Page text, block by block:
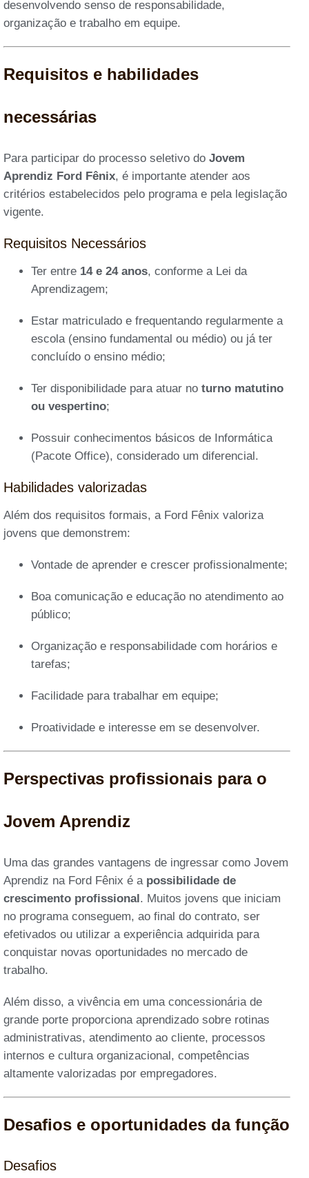
desenvolvendo senso de responsabilidade,
organização e trabalho em equipe.
Requisitos e habilidades
necessárias
Para participar do processo seletivo do Jovem
Aprendiz Ford Fênix, é importante atender aos
critérios estabelecidos pelo programa e pela legislação
vigente.
Requisitos Necessários
Ter entre 14 e 24 anos, conforme a Lei da
Aprendizagem;
Estar matriculado e frequentando regularmente a
escola (ensino fundamental ou médio) ou já ter
concluído o ensino médio;
Ter disponibilidade para atuar no turno matutino
ou vespertino;
Possuir conhecimentos básicos de Informática
(Pacote Office), considerado um diferencial.
Habilidades valorizadas
Além dos requisitos formais, a Ford Fênix valoriza
jovens que demonstrem:
Vontade de aprender e crescer profissionalmente;
Boa comunicação e educação no atendimento ao
público;
Organização e responsabilidade com horários e
tarefas;
Facilidade para trabalhar em equipe;
Proatividade e interesse em se desenvolver.
Perspectivas profissionais para o
Jovem Aprendiz
Uma das grandes vantagens de ingressar como Jovem
Aprendiz na Ford Fênix é a possibilidade de
crescimento profissional. Muitos jovens que iniciam
no programa conseguem, ao final do contrato, ser
efetivados ou utilizar a experiência adquirida para
conquistar novas oportunidades no mercado de
trabalho.
Além disso, a vivência em uma concessionária de
grande porte proporciona aprendizado sobre rotinas
administrativas, atendimento ao cliente, processos
internos e cultura organizacional, competências
altamente valorizadas por empregadores.
Desafios e oportunidades da função
Desafios